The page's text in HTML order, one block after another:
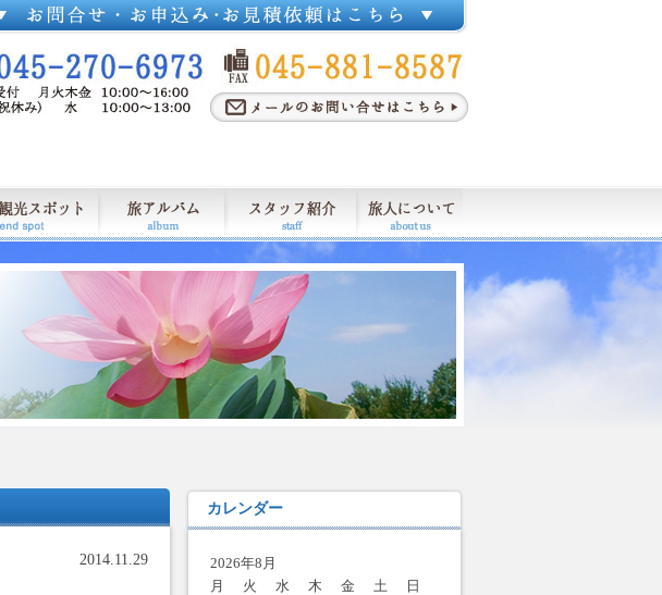
2014.11.29
カレンダー
2026年8月
月
火 水 木 金 土 日